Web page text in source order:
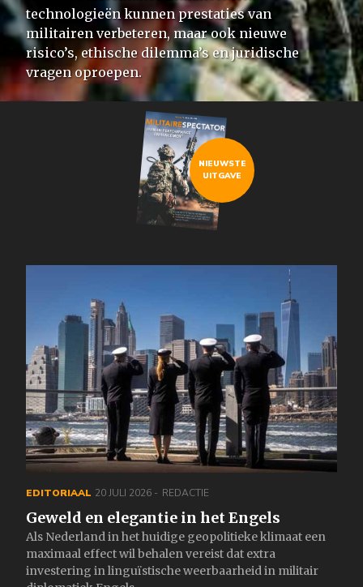
technologieën kunnen prestaties van
militairen verbeteren, maar ook nieuwe
risico’s, ethische dilemma’s en juridische
vragen oproepen.
NIEUWSTE
UITGAVE
EDITORIAAL 20 JULI 2026 REDACTIE
Geweld en elegantie in het Engels
Als Nederland in het huidige geopolitieke klimaat een
maximaal effect wil behalen vereist dat extra
investering in linguïstische weerbaarheid in militair